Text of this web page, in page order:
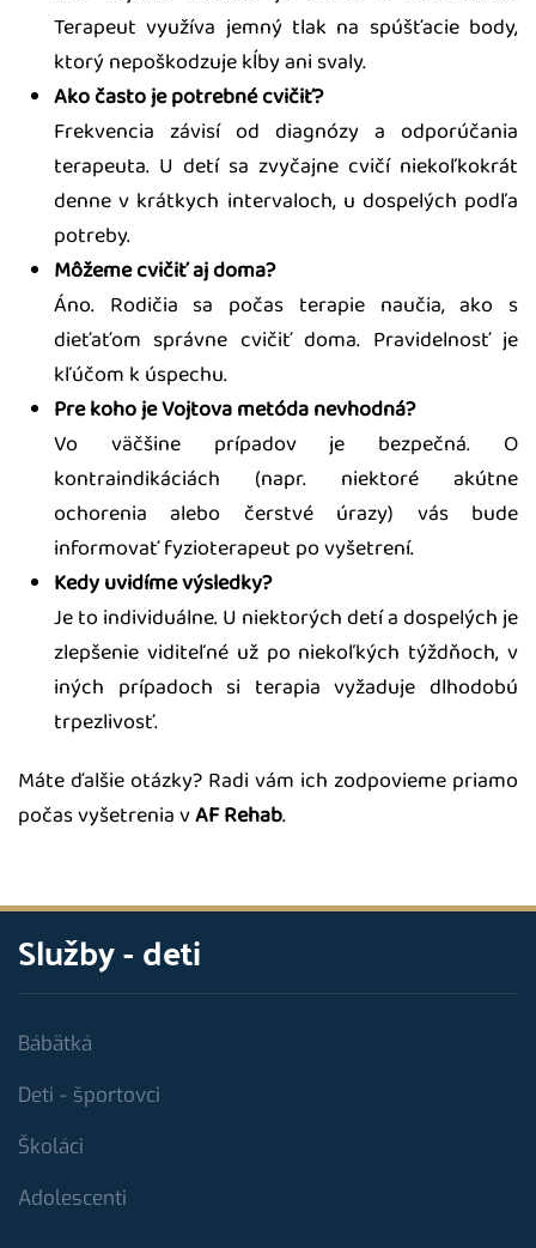
Terapeut využíva jemný tlak na spúšťacie body,
ktorý nepoškodzuje kĺby ani svaly.
Ako často je potrebné cvičiť?
Frekvencia závisí od diagnózy a odporúčania
terapeuta. U detí sa zvyčajne cvičí niekoľkokrát
denne v krátkych intervaloch, u dospelých podľa
potreby.
Môžeme cvičiť aj doma?
Áno. Rodičia sa počas terapie naučia, ako s
dieťaťom správne cvičiť doma. Pravidelnosť je
kľúčom k úspechu.
Pre koho je Vojtova metóda nevhodná?
Vo väčšine prípadov je bezpečná. O
kontraindikáciách (napr. niektoré akútne
ochorenia alebo čerstvé úrazy) vás bude
informovať fyzioterapeut po vyšetrení.
Kedy uvidíme výsledky?
Je to individuálne. U niektorých detí a dospelých je
zlepšenie viditeľné už po niekoľkých týždňoch, v
iných prípadoch si terapia vyžaduje dlhodobú
trpezlivosť.
Máte ďalšie otázky? Radi vám ich zodpovieme priamo
počas vyšetrenia vAF Rehab.
Služby - deti
Bábätká
Deti - športovci
Školáci
Adolescenti